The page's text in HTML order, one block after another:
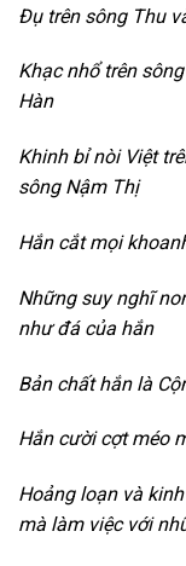
Đụ trên sông Thu
Khạc nhổ trên
Hàn
Khinh bỉ nòi Việt
sông Nậm Thị
Hắn cắt mọi
Những suy nghĩ
như đá của hắn
Bản chất hắn là
Hắn cười cợt méo
Hoảng loạn và
mà làm việc với